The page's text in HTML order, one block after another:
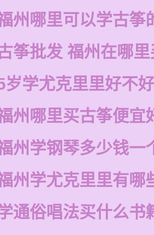
州哪里可以学古筝
筝批发 福州在哪
岁学尤克里里好不好
州哪里买古筝便宜
州学钢琴多少钱一
州学尤克里里有哪
通俗唱法买什么书